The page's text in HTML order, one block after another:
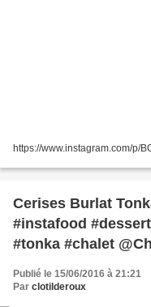
https://www.instagram.com/p/
Cerises Burlat Tonka
#instafood
#tonka #chalet
Publié le 15/06/2016 à 21:21
Par clotilderoux